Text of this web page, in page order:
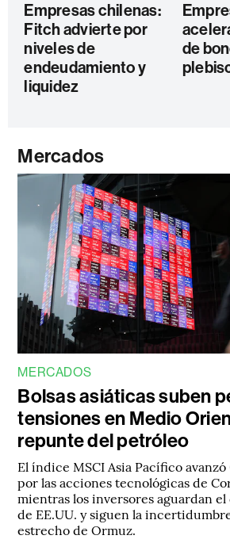
Empresas chilenas:
Fitch advierte por
niveles de
endeudamiento y
liquidez
de
Mercados
MERCADOS
Bolsas asiáticas suben
tensiones en Medio
repunte del petróleo
El índice MSCI Asia Pacífico
por las acciones tecnológicas de
mientras los inversores aguardan
de EE.UU. y siguen la
estrecho de Ormuz.